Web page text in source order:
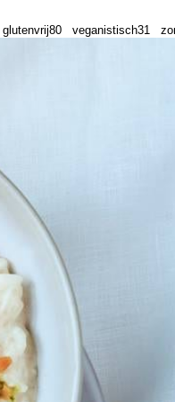
glutenvrij80 veganistisch31